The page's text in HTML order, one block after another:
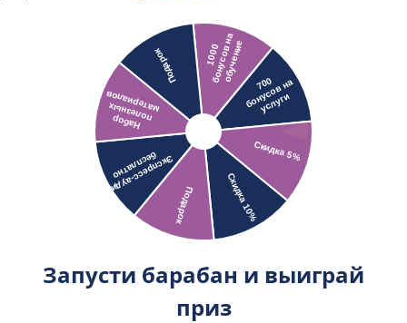
Запусти барабан и выиграй
приз